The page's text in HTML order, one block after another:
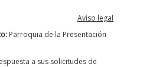
Aviso legal
Parroquia de la Presentación
a sus solicitudes de